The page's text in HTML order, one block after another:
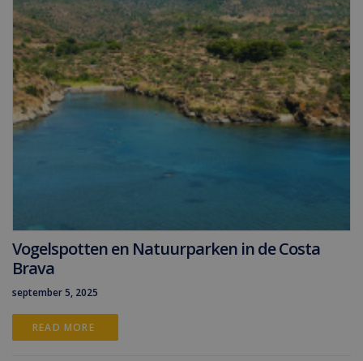
Vogelspotten en Natuurparken in de Costa
Brava
september 5, 2025
READ MORE